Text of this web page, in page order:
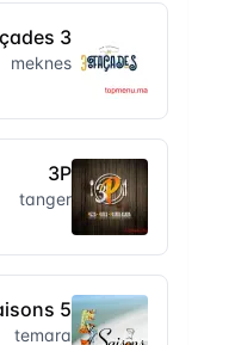
3 Façades
meknes
3P
tanger
5 Saisons
temara